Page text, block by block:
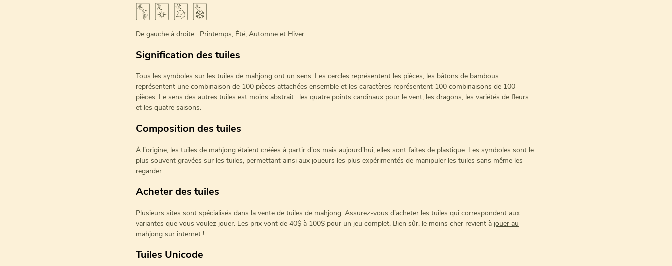
🀦 🀧 🀨 🀩
De gauche à droite : Printemps, Été, Automne et Hiver.
Signification des tuiles
Tous les symboles sur les tuiles de mahjong ont un sens. Les cercles représentent les pièces, les bâtons de bambous
représentent une combinaison de 100 pièces attachées ensemble et les caractères représentent 100 combinaisons de 100
pièces. Le sens des autres tuiles est moins abstrait : les quatre points cardinaux pour le vent, les dragons, les variétés de fleurs
et les quatre saisons.
Composition des tuiles
À l'origine, les tuiles de mahjong étaient créées à partir d'os mais aujourd'hui, elles sont faites de plastique. Les symboles sont le
plus souvent gravées sur les tuiles, permettant ainsi aux joueurs les plus expérimentés de manipuler les tuiles sans même les
regarder.
Acheter des tuiles
Plusieurs sites sont spécialisés dans la vente de tuiles de mahjong. Assurez-vous d'acheter les tuiles qui correspondent aux
variantes que vous voulez jouer. Les prix vont de 40$ à 100$ pour un jeu complet. Bien sûr, le moins cher revient à jouer au
mahjong sur internet !
Tuiles Unicode